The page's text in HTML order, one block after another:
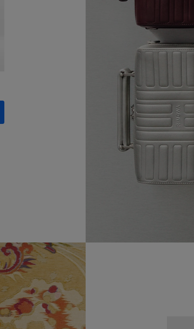
TOEVOEGEN AAN WINKELMANDJE
950,00